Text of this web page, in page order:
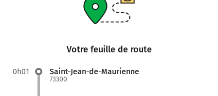
Votre feuille de route
0h01 Saint-Jean-de-Maurienne
73300